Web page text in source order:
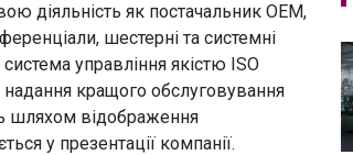
діяльність як постачальник OEM,
шестерні та системні
управління якістю ISO
кращого обслуговування
шляхом відображення
у презентації компанії.